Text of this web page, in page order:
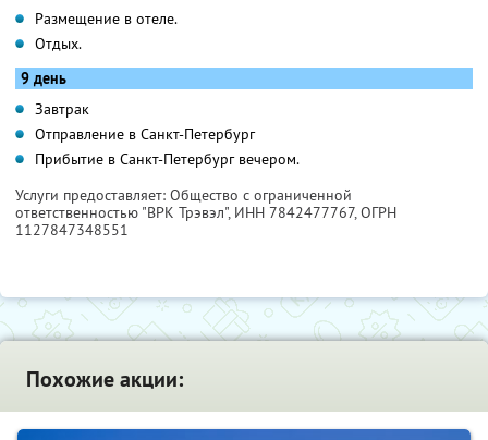
Размещение в отеле.
Отдых.
9 день
Завтрак
Отправление в Санкт-Петербург
Прибытие в Санкт-Петербург вечером.
Услуги предоставляет: Общество с ограниченной
ответственностью "ВРК Трэвэл", ИНН 7842477767, ОГРН
1127847348551
Похожие акции: